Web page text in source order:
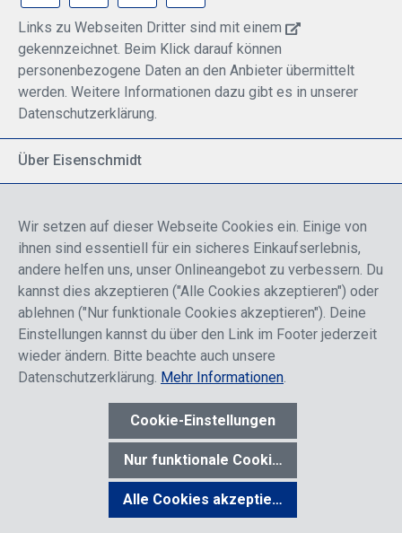
Links zu Webseiten Dritter sind mit einem
gekennzeichnet. Beim Klick darauf können
personenbezogene Daten an den Anbieter übermittelt
werden. Weitere Informationen dazu gibt es in unserer
Datenschutzerklärung.
Über Eisenschmidt
Breite Palette von Luftfahrtprodukten
Fokus auf Pilotenausbildung
Sicher einkaufen
* Alle Preise sind einschließlich der Rabatte, die je nach Login,
entweder für Endkunden oder Händler gelten und inklusive
gesetzl. Mehrwertsteuer zzgl.Versandkostenwenn nicht anders
angegeben.
© 2026 R. Eisenschmidt GmbH
Werkzeugleiste anzeigen
Wir setzen auf dieser Webseite Cookies ein. Einige von
ihnen sind essentiell für ein sicheres Einkaufserlebnis,
andere helfen uns, unser Onlineangebot zu verbessern. Du
kannst dies akzeptieren ("Alle Cookies akzeptieren") oder
ablehnen ("Nur funktionale Cookies akzeptieren"). Deine
Einstellungen kannst du über den Link im Footer jederzeit
wieder ändern. Bitte beachte auch unsere
Datenschutzerklärung. Mehr Informationen.
Cookie-Einstellungen
Nur funktionale Cookies akzeptieren
Alle Cookies akzeptieren